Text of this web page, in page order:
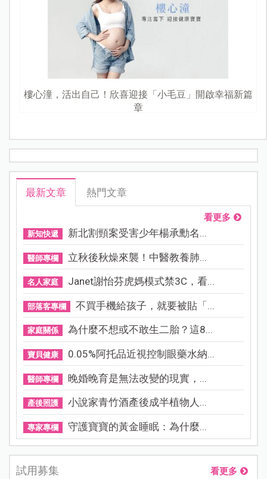
樓心潼，活出自己！欣喜迎接「小毛豆」開啟幸福新篇
章
最新文章 熱門文章
看更多
新知快遞 新北割頸案受害少年楊承勳名...
醫師專欄 立秋後秋燥來襲！中醫教養肺...
名人家庭 Janet謝怡芬虎媽模式禁3C，看...
部落客專欄 不買手機給孩子，就要被貼「...
家庭關係 為什麼不想或不敢生二胎？這8...
寶貝健康 0.05%阿托品近視控制眼藥水納...
醫師專欄 晚婚晚育是無法改變的現實，...
產後照護 小說家青竹酒產後成半植物人...
專家專欄 守護寶寶的黃金睡眠：為什麼...
試用募集 看更多